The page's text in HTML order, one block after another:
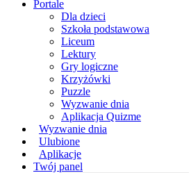
Portale
Dla dzieci
Szkoła podstawowa
Liceum
Lektury
Gry logiczne
Krzyżówki
Puzzle
Wyzwanie dnia
Aplikacja Quizme
Wyzwanie dnia
Ulubione
Aplikacje
Twój panel